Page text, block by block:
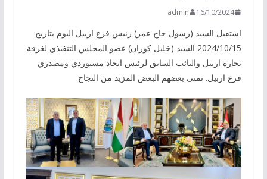
16/10/2024
admin
استقبل السيد (رسول حاج عمر) رئيس فرع اربيل اليوم بتاريخ
2024/10/15 السيد (خليل كوران) عضو المجلس التنفيذي لغرفة
تجارة اربيل والنائب السابق لرئيس اتحاد مستوردي ومصدري
فرع اربيل. تمنى بعضهم البعض المزيد من النجاح.